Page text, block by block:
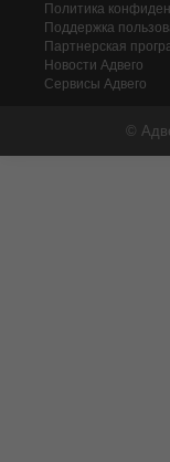
Политика
Поддержка
Партнерская
Новости Адвего
Сервисы Адвего
©